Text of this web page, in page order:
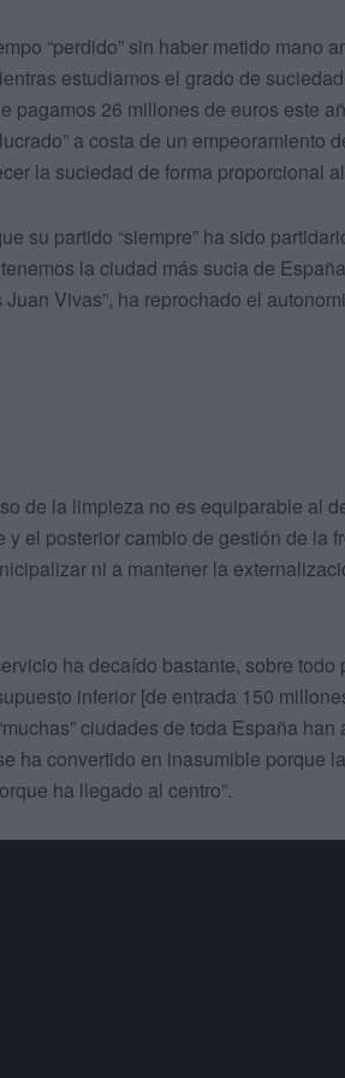
“perdido” sin haber metido mano
estudiamos el grado de
pagamos 26 millones de euros este
a costa de un empeoramiento
la suciedad de forma proporcional
su partido “siempre” ha sido
la ciudad más sucia de
Vivas”, ha reprochado el
de la limpieza no es equiparable al
el posterior cambio de gestión de la
ni a mantener la
ha decaído bastante, sobre todo
inferior [de entrada 150
ciudades de toda España han
ha convertido en inasumible porque
ha llegado al centro”.